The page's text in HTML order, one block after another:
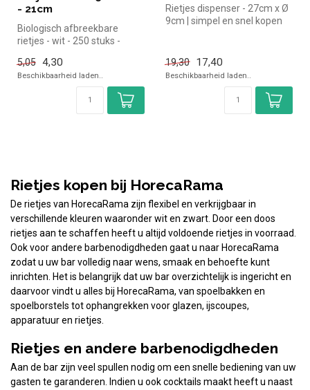
- 21cm
Biologisch afbreekbare
rietjes - wit - 250 stuks -
s...
5,05 4,30
Beschikbaarheid laden..
Rietjes dispenser - 27cm x Ø
9cm | simpel en snel kopen
19,30 17,40
Beschikbaarheid laden..
Rietjes kopen bij HorecaRama
De rietjes van HorecaRama zijn flexibel en verkrijgbaar in
verschillende kleuren waaronder wit en zwart. Door een doos
rietjes aan te schaffen heeft u altijd voldoende rietjes in voorraad.
Ook voor andere barbenodigdheden gaat u naar HorecaRama
zodat u uw bar volledig naar wens, smaak en behoefte kunt
inrichten. Het is belangrijk dat uw bar overzichtelijk is ingericht en
daarvoor vindt u alles bij HorecaRama, van spoelbakken en
spoelborstels tot ophangrekken voor glazen, ijscoupes,
apparatuur en rietjes.
Rietjes en andere barbenodigdheden
Aan de bar zijn veel spullen nodig om een snelle bediening van uw
gasten te garanderen. Indien u ook cocktails maakt heeft u naast